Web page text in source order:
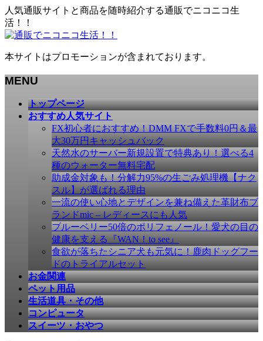
人気通販サイトと商品を随時紹介する通販でニコニコ生
活！！
本サイトはプロモーションが含まれております。
MENU
トップページ
おすすめ人気サイト
FX初心者におすすめ！DMM FXで手数料0円＆最
大30万円キャッシュバック
天然水のサーバー新規設置で特典あり！選べる4
種のウォーター無料宅配
助成金対象も！分解力95%の生ごみ処理機【ナク
スル】が選ばれる理由
一流の使い心地とデザインを兼ね備えた革財布ブ
ランドmic – レディースにも人気
ブルーベリー50倍のポリフェノール！愛犬の目の
健康を支える『WAN！to see』
食欲が落ちたシニア犬も元気に！鹿肉ドッグフー
ドのトライアルセット
お金関連
ペット用品
生活道具・その他
コンピュータ
スイーツ・おやつ